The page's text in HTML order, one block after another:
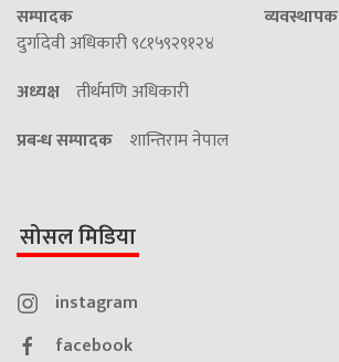
सम्पादक
दुर्गादेवी अधिकारी ९८१५९२९१२४
व्यवस्थापक
अध्यक्ष तीर्थमणि अधिकारी
प्रबन्ध सम्पादक शान्तिराम नेपाल
सोसल मिडिया
instagram
facebook